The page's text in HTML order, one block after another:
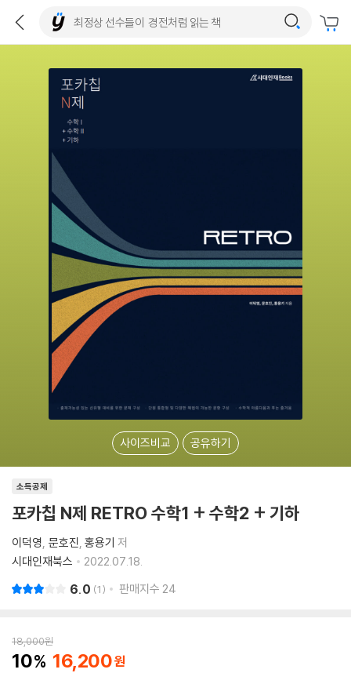
사이즈비교 공유하기
소득공제
포카칩 N제 RETRO 수학1 + 수학2 + 기하
이덕영 문호진 홍용기 저
시대인재북스
2022.07.18.
6.0 1 판매지수 24
18,000원
10 16,200